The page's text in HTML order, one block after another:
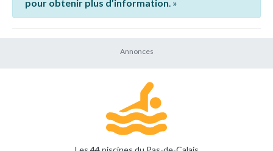
pour obtenir plus d’information. »